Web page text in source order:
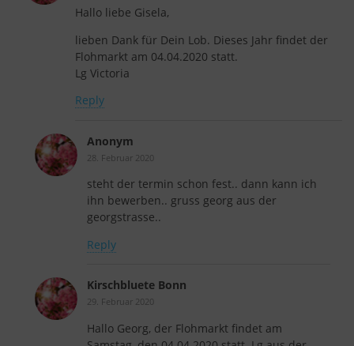
Hallo liebe Gisela,
lieben Dank für Dein Lob. Dieses Jahr findet der
Flohmarkt am 04.04.2020 statt.
Lg Victoria
Reply
Anonym
28. Februar 2020
steht der termin schon fest.. dann kann ich
ihn bewerben.. gruss georg aus der
georgstrasse..
Reply
Kirschbluete Bonn
29. Februar 2020
Hallo Georg, der Flohmarkt findet am